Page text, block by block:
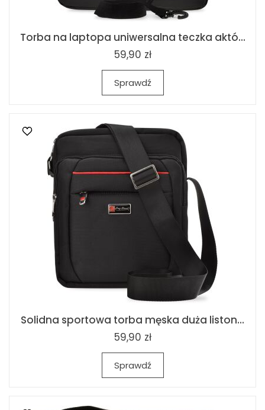
Torba na laptopa uniwersalna teczka aktó...
59,90 zł
Sprawdź
Solidna sportowa torba męska duża liston...
59,90 zł
Sprawdź